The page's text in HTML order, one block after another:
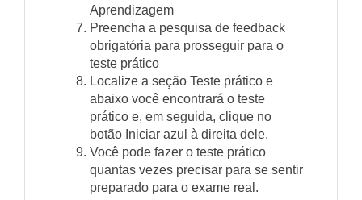
Aprendizagem
Preencha a pesquisa de feedback
obrigatória para prosseguir para o
teste prático
Localize a seção Teste prático e
abaixo você encontrará o teste
prático e, em seguida, clique no
botão Iniciar azul à direita dele.
Você pode fazer o teste prático
quantas vezes precisar para se sentir
preparado para o exame real.